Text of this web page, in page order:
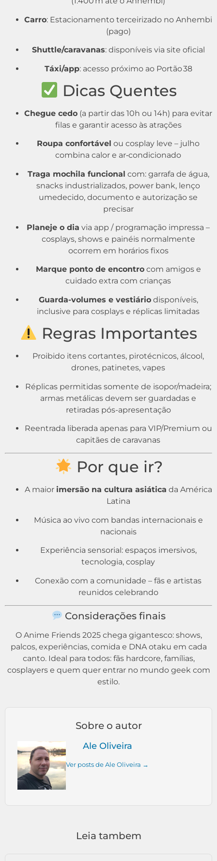
Carro: Estacionamento terceirizado no Anhembi
(pago)
Shuttle/caravanas: disponíveis via site oficial
Táxi/app: acesso próximo ao Portão 38
Dicas Quentes
Chegue cedo (a partir das 10h ou 14h) para evitar
filas e garantir acesso às atrações
Roupa confortável ou cosplay leve – julho
combina calor e ar‑condicionado
Traga mochila funcional com: garrafa de água,
snacks industrializados, power bank, lenço
umedecido, documento e autorização se
precisar
Planeje o dia via app / programação impressa –
cosplays, shows e painéis normalmente
ocorrem em horários fixos
Marque ponto de encontrocom amigos e
cuidado extra com crianças
Guarda-volumes e vestiáriodisponíveis,
inclusive para cosplays e réplicas limitadas
Regras Importantes
Proibido itens cortantes, pirotécnicos, álcool,
drones, patinetes, vapes
Réplicas permitidas somente de isopor/madeira;
armas metálicas devem ser guardadas e
retiradas pós-apresentação
Reentrada liberada apenas para VIP/Premium ou
capitães de caravanas
Por que ir?
A maior imersão na cultura asiática da América
Latina
Música ao vivo com bandas internacionais e
nacionais
Experiência sensorial: espaços imersivos,
tecnologia, cosplay
Conexão com a comunidade – fãs e artistas
reunidos celebrando
Considerações finais
O Anime Friends 2025 chega gigantesco: shows,
palcos, experiências, comida e DNA otaku em cada
canto. Ideal para todos: fãs hardcore, famílias,
cosplayers e quem quer entrar no mundo geek com
estilo.
Sobre o autor
Ale Oliveira
Ver posts de Ale Oliveira →
Leia tambem